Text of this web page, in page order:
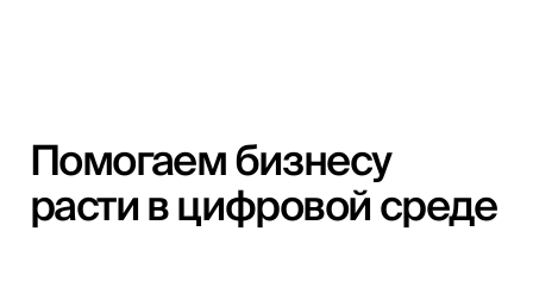
Помогаем бизнесу
расти в цифровой среде